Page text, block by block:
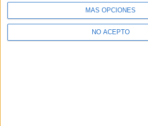
MÁS OPCIONES
NO ACEPTO